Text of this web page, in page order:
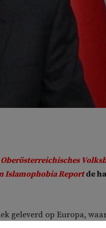
Oberösterreichisches
Islamophobia Reportde
geleverd op Europa,